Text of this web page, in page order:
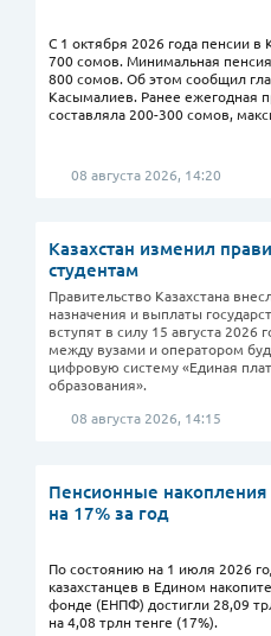
С 1 октября 2026 года пенсии в
700 сомов. Минимальная
800 сомов. Об этом сообщил
Касымалиев. Ранее ежегодная
составляла 200-300 сомов,
08 августа 2026, 14:20
Казахстан изменил
студентам
Правительство Казахстана
назначения и выплаты
вступят в силу 15 августа
между вузами и оператором
цифровую систему «Единая
образования».
08 августа 2026, 14:15
Пенсионные накопления
на 17% за год
По состоянию на 1 июля 2026
казахстанцев в Едином
фонде (ЕНПФ) достигли 28,09
на 4,08 трлн тенге (17%).